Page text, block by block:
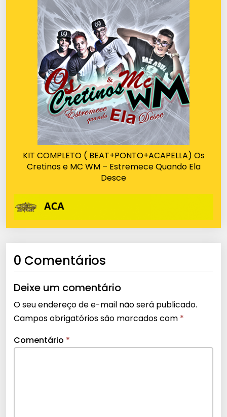
KIT COMPLETO ( BEAT+PONTO+ACAPELLA) Os
Cretinos e MC WM – Estremece Quando Ela
Desce
0 Comentários
Deixe um comentário
O seu endereço de e-mail não será publicado.
Campos obrigatórios são marcados com *
Comentário *